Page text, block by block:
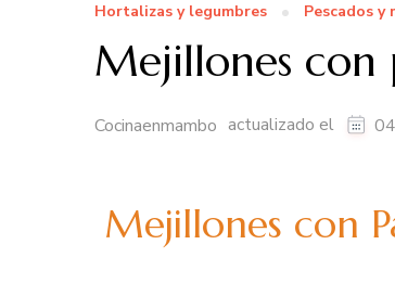
Hortalizas y legumbres Pescados y
Mejillones
Cocinaenmambo actualizado el
Mejillones con